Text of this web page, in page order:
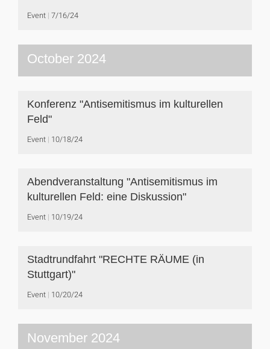
Event 7/16/24
October 2024
Konferenz "Antisemitismus im kulturellen
Feld"
Event 10/18/24
Abendveranstaltung "Antisemitismus im
kulturellen Feld: eine Diskussion"
Event 10/19/24
Stadtrundfahrt "RECHTE RÄUME (in
Stuttgart)"
Event 10/20/24
November 2024